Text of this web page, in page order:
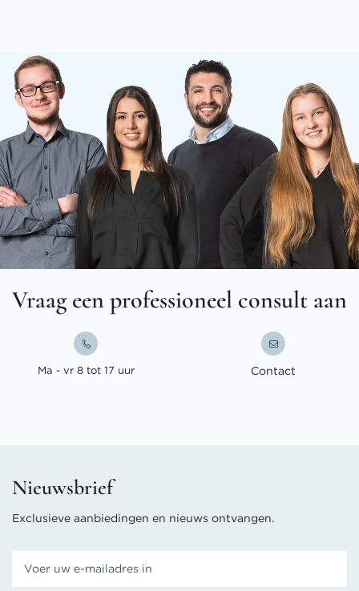
Vraag een professioneel consult aan
Ma - vr 8 tot 17 uur Contact
Nieuwsbrief
Exclusieve aanbiedingen en nieuws ontvangen.